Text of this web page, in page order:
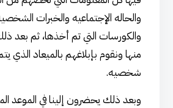
والحاله الإجتماعيه والخبرات
والكورسات التي تم أخذها، ثم بعد
منها ونقوم بإبلاغهم بالميعاد الذي
شخصيه.
وبعد ذلك يحضرون إلينا في الموعد